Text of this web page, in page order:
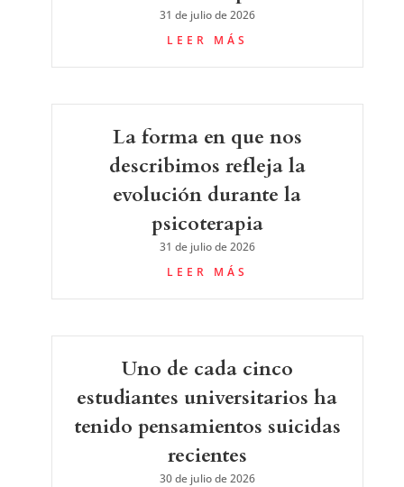
31 de julio de 2026
LEER MÁS
La forma en que nos
describimos refleja la
evolución durante la
psicoterapia
31 de julio de 2026
LEER MÁS
Uno de cada cinco
estudiantes universitarios ha
tenido pensamientos suicidas
recientes
30 de julio de 2026